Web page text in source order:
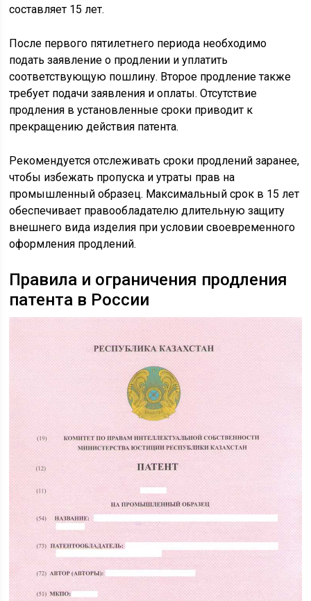
составляет 15 лет.
После первого пятилетнего периода необходимо
подать заявление о продлении и уплатить
соответствующую пошлину. Второе продление также
требует подачи заявления и оплаты. Отсутствие
продления в установленные сроки приводит к
прекращению действия патента.
Рекомендуется отслеживать сроки продлений заранее,
чтобы избежать пропуска и утраты прав на
промышленный образец. Максимальный срок в 15 лет
обеспечивает правообладателю длительную защиту
внешнего вида изделия при условии своевременного
оформления продлений.
Правила и ограничения продления
патента в России